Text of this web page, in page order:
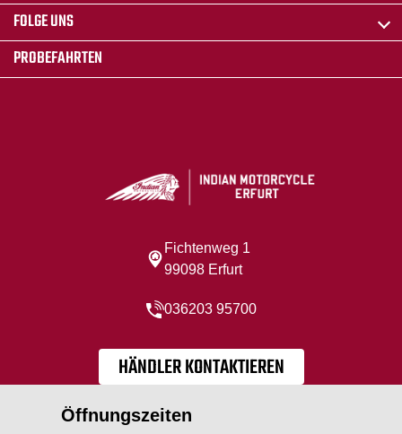
FOLGE UNS
PROBEFAHRTEN
Fichtenweg 1
99098 Erfurt
036203 95700
HÄNDLER KONTAKTIEREN
Öffnungszeiten